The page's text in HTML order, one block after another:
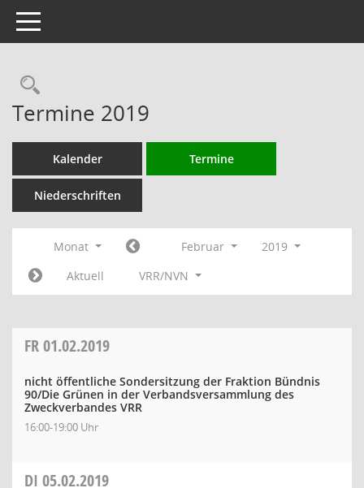
Toggle navigation
Rechercheauswahl
Termine 2019
Kalender Termine
Niederschriften
Monat Februar
2019
Aktuell
VRR/NVN
FR01.02.2019
nicht öffentliche Sondersitzung der Fraktion Bündnis
90/Die Grünen in der Verbandsversammlung des
Zweckverbandes VRR
16:00-19:00 Uhr
DI 05.02.2019